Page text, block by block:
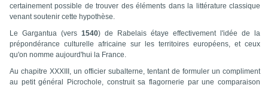
certainement possible de trouver des éléments dans la littérature classique
venant soutenir cette hypothèse.
Le Gargantua (vers 1540) de Rabelais étaye effectivement l'idée de la
prépondérance culturelle africaine sur les territoires européens, et ceux
qu'on nomme aujourd'hui la France.
Au chapitre XXXIII, un officier subalterne, tentant de formuler un compliment
au petit général Picrochole, construit sa flagornerie par une comparaison